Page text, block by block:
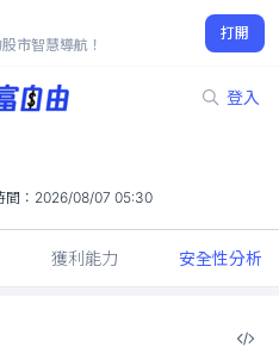
市智慧導航！
打開
登入
-1.06%
： 2026/08/07 05:30
獲利能力 安全性分析